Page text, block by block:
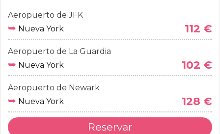
Aeropuerto de JFK
➥ Nueva York 112 €
Aeropuerto de La Guardia
➥ Nueva York 102 €
Aeropuerto de Newark
➥ Nueva York 128 €
Reservar